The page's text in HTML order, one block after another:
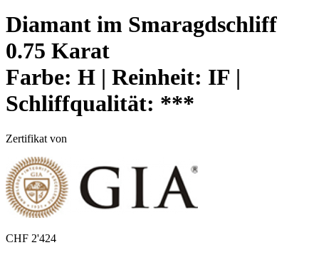
Diamant im Smaragdschliff
0.75 Karat
Farbe: H | Reinheit: IF |
Schliffqualität: ***
Zertifikat von
CHF 2'424